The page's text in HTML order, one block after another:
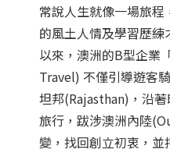
常說人生就像一場旅
的風土人情及學習歷
以來，澳洲的B型企業
Travel) 不僅引導遊客
坦邦(Rajasthan)，沿
旅行，跋涉澳洲內陸
變，找回創立初衷，